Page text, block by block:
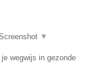
▼
wegwijs in gezonde